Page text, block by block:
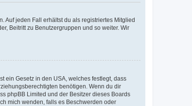
Auf jeden Fall erhältst du als registriertes Mitglied
Beitritt zu Benutzergruppen und so weiter. Wir
ein Gesetz in den USA, welches festlegt, dass
benötigen. Wenn du dir
phpBB Limited und der Besitzer dieses Boards
mich wenden, falls es Beschwerden oder